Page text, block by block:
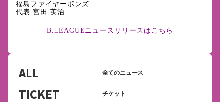
福島ファイヤーボンズ
代表 宮田 英治
B.LEAGUEニュースリリースはこちら
ALL 全てのニュース
TICKET チケット